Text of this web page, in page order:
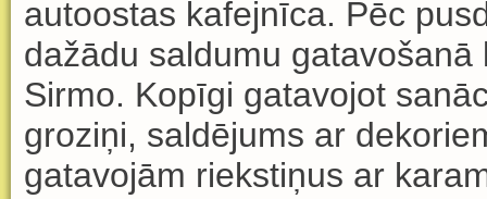
autoostas kafejnīca. Pēc
dažādu saldumu gatavošanā
Sirmo. Kopīgi gatavojot sanā
groziņi, saldējums ar
gatavojām riekstiņus ar